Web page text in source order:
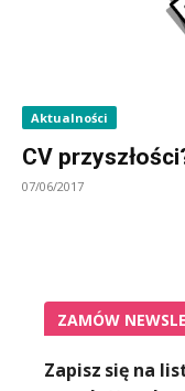
Aktualności
CV
07/06/2017
ZAMÓW
Zapisz się na